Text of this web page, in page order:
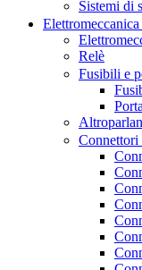
Sistemi di
Elettromeccanica
Relè
Fusibili e
Connettori